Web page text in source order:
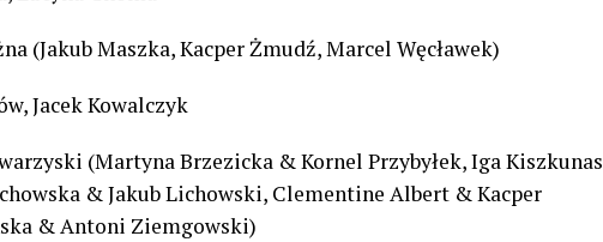
(Jakub Maszka, Kacper Żmudź, Marcel Węcławek)
Jacek Kowalczyk
(Martyna Brzezicka & Kornel Przybyłek, Iga Kiszkunas
& Jakub Lichowski, Clementine Albert & Kacper
& Antoni Ziemgowski)